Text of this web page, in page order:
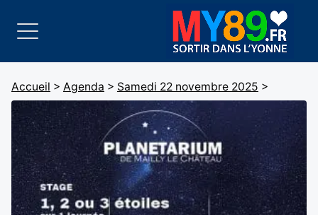
Accueil > Agenda > Samedi 22 novembre 2025 >